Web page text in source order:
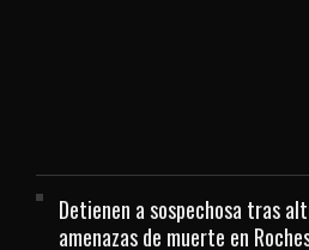
Detienen a sospechosa tras
amenazas de muerte en